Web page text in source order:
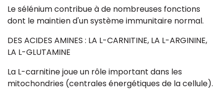
Le sélénium contribue à de nombreuses fonctions
dont le maintien d'un système immunitaire normal.
DES ACIDES AMINES : LA L-CARNITINE, LA L-ARGININE,
LA L-GLUTAMINE
La L-carnitine joue un rôle important dans les
mitochondries (centrales énergétiques de la cellule).